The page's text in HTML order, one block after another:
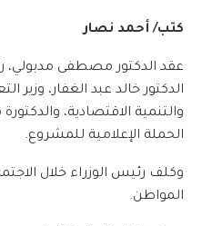
كتب/ أحمد نصار
عقد الدكتور مصطفى مدبولي،
الدكتور خالد عبد الغفار،
والتنمية الاقتصادية،
الحملة الإعلامية للمشروع.
وكلف رئيس الوزراء خلال
المواطن.